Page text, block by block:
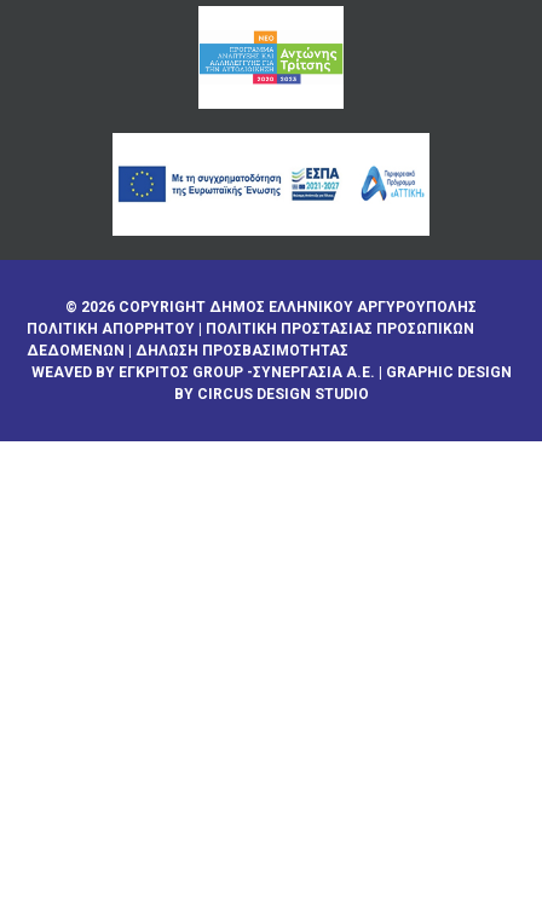
© 2026 COPYRIGHT ΔΗΜΟΣ ΕΛΛΗΝΙΚΟΥ ΑΡΓΥΡΟΥΠΟΛΗΣ
ΠΟΛΙΤΙΚΉ ΑΠΟΡΡΉΤΟΥ
ΠΟΛΙΤΙΚΉ ΠΡΟΣΤΑΣΊΑΣ ΠΡΟΣΩΠΙΚΏΝ
ΔΕΔΟΜΈΝΩΝ
|ΔΉΛΩΣΗ ΠΡΟΣΒΑΣΙΜΌΤΗΤΑΣ
WEAVED BY ΕΓΚΡΙΤΟΣ GROUP -ΣΥΝΕΡΓΑΣΙΑ Α.Ε. | GRAPHIC DESIGN
BY CIRCUS DESIGN STUDIO